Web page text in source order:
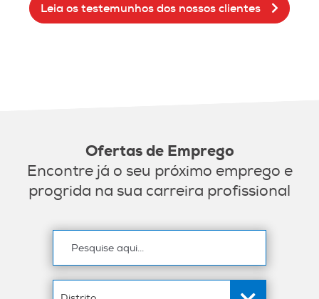
Leia os testemunhos dos nossos clientes
Ofertas de Emprego
Encontre já o seu próximo emprego e
progrida na sua carreira profissional